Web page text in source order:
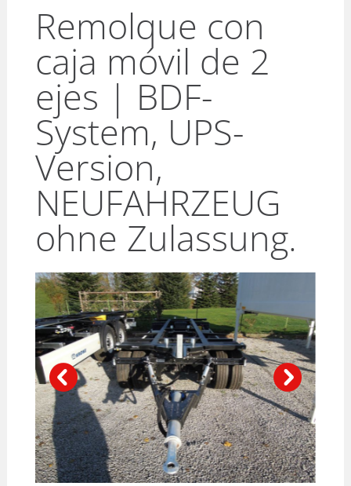
Remolque con
caja móvil de 2
ejes | BDF-
System, UPS-
Version,
NEUFAHRZEUG
ohne Zulassung.